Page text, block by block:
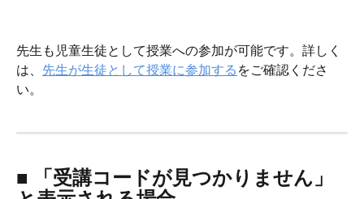
先生も児童生徒として授業への参加が可能です。詳しく
は、 先生が生徒として授業に参加するをご確認くださ
い。
■ 「受講コードが見つかりません」